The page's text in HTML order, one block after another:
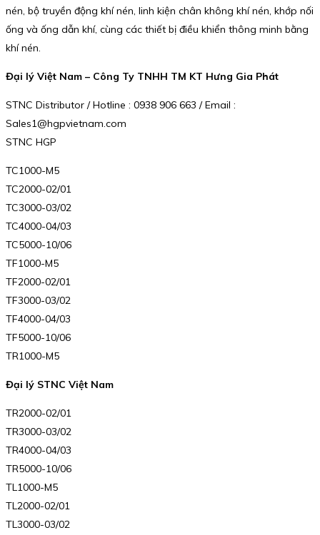
nén, bộ truyền động khí nén, linh kiện chân không khí nén, khớp nối
ống và ống dẫn khí, cùng các thiết bị điều khiển thông minh bằng
khí nén.
Đại lý Việt Nam – Công Ty TNHH TM KT Hưng Gia Phát
STNC Distributor / Hotline : 0938 906 663 / Email :
Sales1@hgpvietnam.com
STNC HGP
TC1000-M5
TC2000-02/01
TC3000-03/02
TC4000-04/03
TC5000-10/06
TF1000-M5
TF2000-02/01
TF3000-03/02
TF4000-04/03
TF5000-10/06
TR1000-M5
Đại lý STNC Việt Nam
TR2000-02/01
TR3000-03/02
TR4000-04/03
TR5000-10/06
TL1000-M5
TL2000-02/01
TL3000-03/02